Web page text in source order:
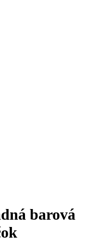
barová